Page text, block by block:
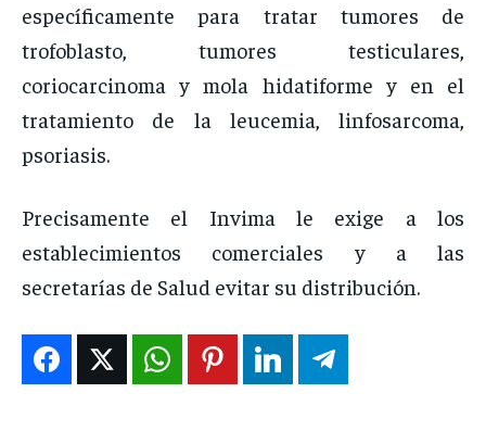
específicamente para tratar tumores de
trofoblasto, tumores testiculares,
coriocarcinoma y mola hidatiforme y en el
tratamiento de la leucemia, linfosarcoma,
psoriasis.
Precisamente el Invima le exige a los
establecimientos comerciales y a las
secretarías de Salud evitar su distribución.